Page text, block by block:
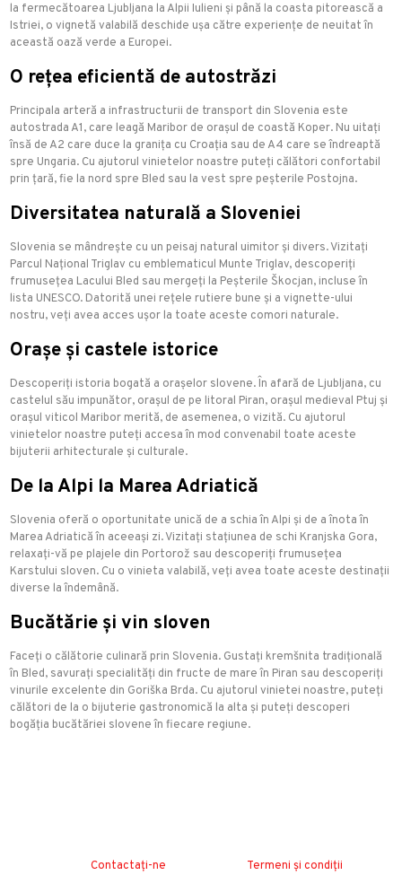
la fermecătoarea Ljubljana la Alpii Iulieni și până la coasta pitorească a
Istriei, o vignetă valabilă deschide ușa către experiențe de neuitat în
această oază verde a Europei.
O rețea eficientă de autostrăzi
Principala arteră a infrastructurii de transport din Slovenia este
autostrada A1, care leagă Maribor de orașul de coastă Koper. Nu uitați
însă de A2 care duce la granița cu Croația sau de A4 care se îndreaptă
spre Ungaria. Cu ajutorul vinietelor noastre puteți călători confortabil
prin țară, fie la nord spre Bled sau la vest spre peșterile Postojna.
Diversitatea naturală a Sloveniei
Slovenia se mândrește cu un peisaj natural uimitor și divers. Vizitați
Parcul Național Triglav cu emblematicul Munte Triglav, descoperiți
frumusețea Lacului Bled sau mergeți la Peșterile Škocjan, incluse în
lista UNESCO. Datorită unei rețele rutiere bune și a vignette-ului
nostru, veți avea acces ușor la toate aceste comori naturale.
Orașe și castele istorice
Descoperiți istoria bogată a orașelor slovene. În afară de Ljubljana, cu
castelul său impunător, orașul de pe litoral Piran, orașul medieval Ptuj și
orașul viticol Maribor merită, de asemenea, o vizită. Cu ajutorul
vinietelor noastre puteți accesa în mod convenabil toate aceste
bijuterii arhitecturale și culturale.
De la Alpi la Marea Adriatică
Slovenia oferă o oportunitate unică de a schia în Alpi și de a înota în
Marea Adriatică în aceeași zi. Vizitați stațiunea de schi Kranjska Gora,
relaxați-vă pe plajele din Portorož sau descoperiți frumusețea
Karstului sloven. Cu o vinieta valabilă, veți avea toate aceste destinații
diverse la îndemână.
Bucătărie și vin sloven
Faceți o călătorie culinară prin Slovenia. Gustați kremšnita tradițională
în Bled, savurați specialități din fructe de mare în Piran sau descoperiți
vinurile excelente din Goriška Brda. Cu ajutorul vinietei noastre, puteți
călători de la o bijuterie gastronomică la alta și puteți descoperi
bogăția bucătăriei slovene în fiecare regiune.
Contactați-ne Termeni și condiții